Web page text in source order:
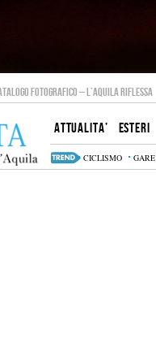
FOTOGRAFICO – L’AQUILA RIFLESSA
ATTUALITA’ ESTERI
CICLISMO